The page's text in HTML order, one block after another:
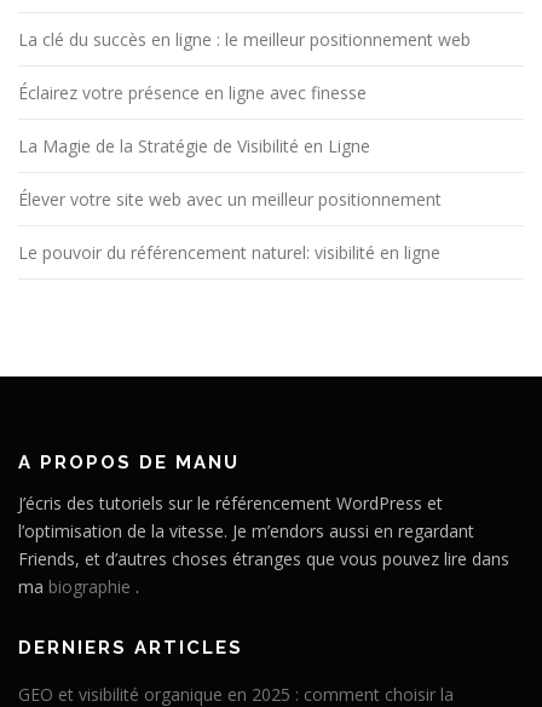
La clé du succès en ligne : le meilleur positionnement web
Éclairez votre présence en ligne avec finesse
La Magie de la Stratégie de Visibilité en Ligne
Élever votre site web avec un meilleur positionnement
Le pouvoir du référencement naturel: visibilité en ligne
A PROPOS DE MANU
J’écris des tutoriels sur le référencement WordPress et
l’optimisation de la vitesse. Je m’endors aussi en regardant
Friends, et d’autres choses étranges que vous pouvez lire dans
ma biographie .
DERNIERS ARTICLES
GEO et visibilité organique en 2025 : comment choisir la